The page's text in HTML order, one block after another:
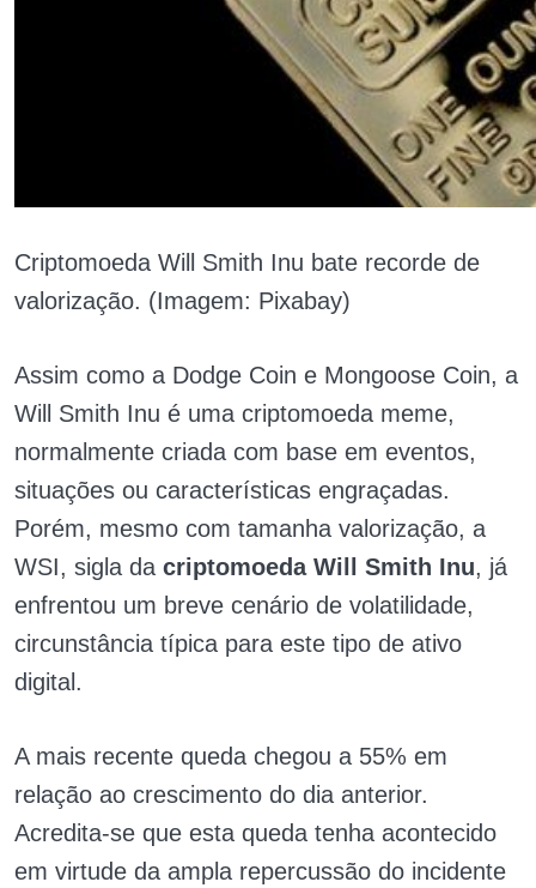
Criptomoeda Will Smith Inu bate recorde de
valorização. (Imagem: Pixabay)
Assim como a Dodge Coin e Mongoose Coin, a
Will Smith Inu é uma criptomoeda meme,
normalmente criada com base em eventos,
situações ou características engraçadas.
Porém, mesmo com tamanha valorização, a
WSI, sigla da criptomoeda Will Smith Inu, já
enfrentou um breve cenário de volatilidade,
circunstância típica para este tipo de ativo
digital.
A mais recente queda chegou a 55% em
relação ao crescimento do dia anterior.
Acredita-se que esta queda tenha acontecido
em virtude da ampla repercussão do incidente